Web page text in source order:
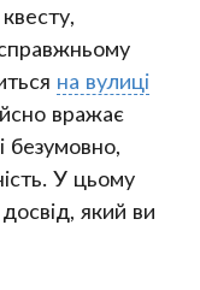
на вулиці
вражає
безумовно,
У цьому
який ви